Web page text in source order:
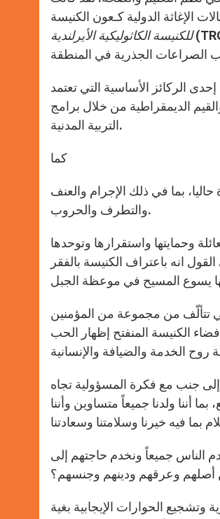
للكنيسة الكاثوليكية الأيرلندية
الركائز الأساسية التي تعتمد
الديمقراطية من خلال برامج
التربية المدنية.
كما
بما في ذلك الإجرام والعنف
والتطرف والحروب.
وحمايتها واستقرارها وتوحدها
انه باعتراف الكنيسة بالفقر
تتألّف من مجموعة من المؤمنين
الكنيسة المنفتح إظهار الحب
إلى جنب مع فكرة المسؤولية تجاه
أننا ولدنا جميعاً متساوين وأننا
الناس جميعاً ونخدم حاجتهم إلى
أصلهم وعرقهم ودينهم وجنسهم؟
الحوارات الإيجابية بغية